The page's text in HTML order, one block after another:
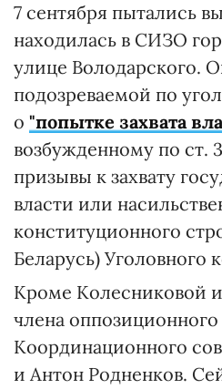
7 сентября пытались
находилась в СИЗО
улице Володарского.
подозреваемой по
о "попытке захвата
возбужденному по ст.
призывы к захвату
власти или
конституционного
Беларусь) Уголовного
Кроме Колесниковой
члена оппозиционного
Координационного
и Антон Родненков.